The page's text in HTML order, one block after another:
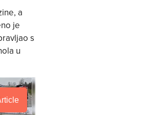
a
je
s
u